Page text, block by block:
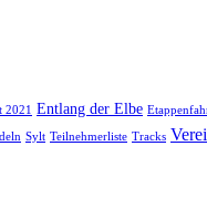
2021 Entlang der Elbe
Sylt Teilnehmerliste Tracks